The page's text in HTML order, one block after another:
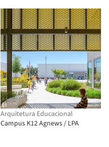
Arquitetura Educacional
Campus K12 Agnews / LPA